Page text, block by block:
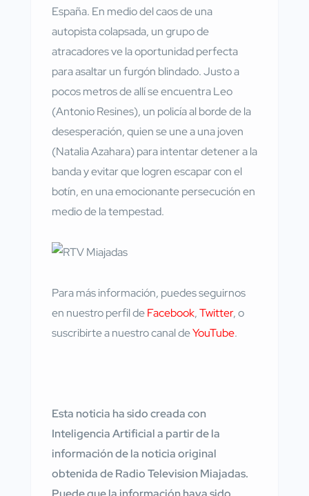
España. En medio del caos de una
autopista colapsada, un grupo de
atracadores ve la oportunidad perfecta
para asaltar un furgón blindado. Justo a
pocos metros de allí se encuentra Leo
(Antonio Resines), un policía al borde de la
desesperación, quien se une a una joven
(Natalia Azahara) para intentar detener a la
banda y evitar que logren escapar con el
botín, en una emocionante persecución en
medio de la tempestad.
Para más información, puedes seguirnos
en nuestro perfil deFacebook,Twitter, o
suscribirte a nuestro canal deYouTube.
Esta noticia ha sido creada con
Inteligencia Artificial a partir de la
información de la noticia original
obtenida de Radio Television Miajadas.